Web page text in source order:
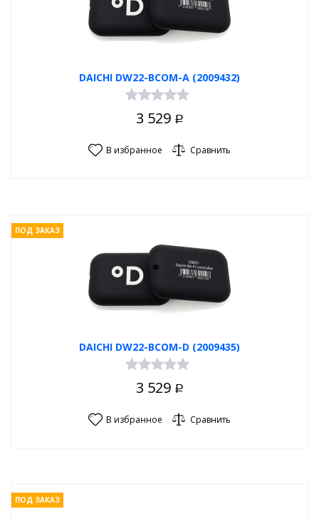
DAICHI DW22-BCOM-A (2009432)
3 529 Р
В избранное Сравнить
DAICHI DW22-BCOM-D (2009435)
ПОД ЗАКАЗ
3 529 Р
В избранное Сравнить
ПОД ЗАКАЗ